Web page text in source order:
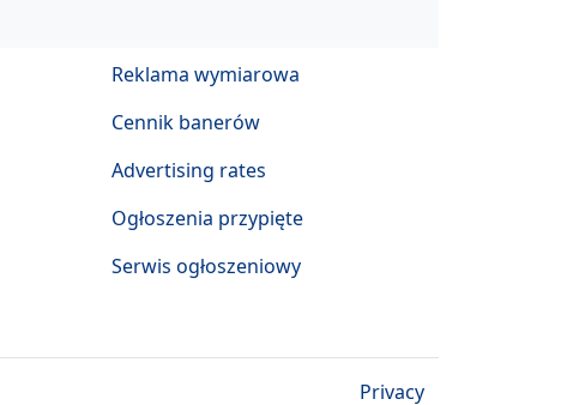
Reklama wymiarowa
Cennik banerów
Advertising rates
Ogłoszenia przypięte
Serwis ogłoszeniowy
Privacy